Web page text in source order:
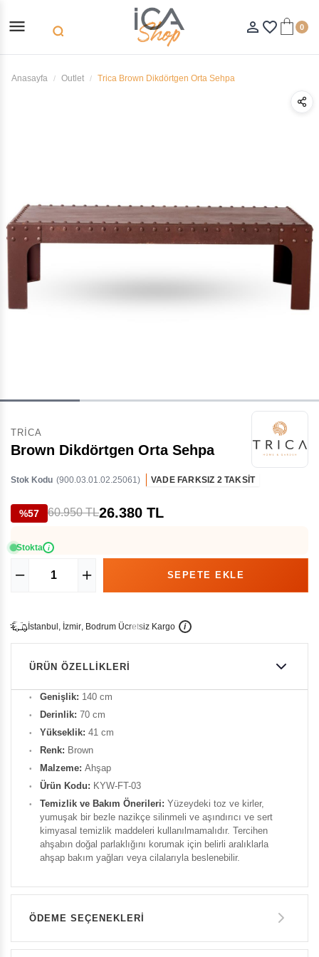
menu search person_outline favorite_border 0
Anasayfa Outlet Trica Brown Dikdörtgen Orta Sehpa
TRICA
Brown Dikdörtgen Orta Sehpa
Stok Kodu (900.03.01.02.25061) VADE FARKSIZ 2 TAKSİT
%57 60.950 TL26.380 TL
Stokta i
İstanbu , İzmir, Bodrum Ücretsiz Kargo i
ÜRÜN ÖZELLIKLERI
Genişlik: 140 cm
Derinlik: 70 cm
Yükseklik: 41 cm
Renk: Brown
Malzeme: Ahşap
Ürün Kodu: KYW-FT-03
Temizlik ve Bakım Önerileri: Yüzeydeki toz ve kirler,
yumuşak bir bezle nazikçe silinmeli ve aşındırıcı ve sert
kimyasal temizlik maddeleri kullanılmamalıdır. Tercihen
ahşabın doğal parlaklığını korumak için belirli aralıklarla
ahşap bakım yağları veya cilalarıyla beslenebilir.
ÖDEME SEÇENEKLERI